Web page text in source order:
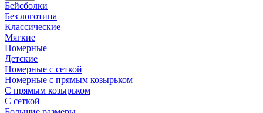
Бейсболки
Без логотипа
Классические
Мягкие
Номерные
Детские
Номерные с сеткой
Номерные с прямым козырьком
С прямым козырьком
С сеткой